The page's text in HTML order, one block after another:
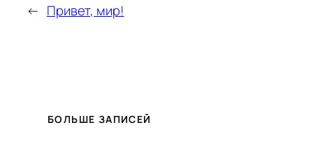
← Привет, мир!
БОЛЬШЕ ЗАПИСЕЙ